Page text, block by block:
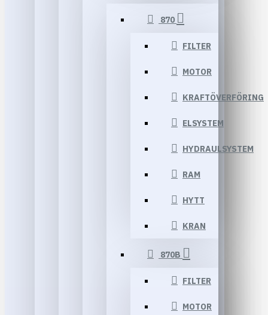
870
FILTER
MOTOR
KRAFTÖVERFÖRING
ELSYSTEM
HYDRAULSYSTEM
RAM
HYTT
KRAN
870B
FILTER
MOTOR